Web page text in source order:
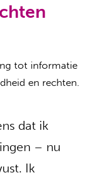
tot informatie
en rechten.
dat ik
– nu
Ik